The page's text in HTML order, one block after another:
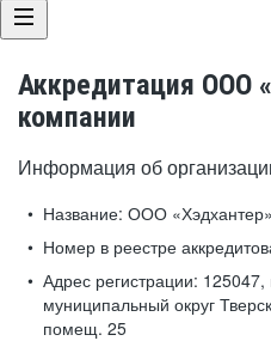
Аккредитация ООО
компании
Информация об
Название: ООО «Хэдхантер»
Номер в реестре
Адрес регистрации: 125047,
муниципальный округ
помещ. 25